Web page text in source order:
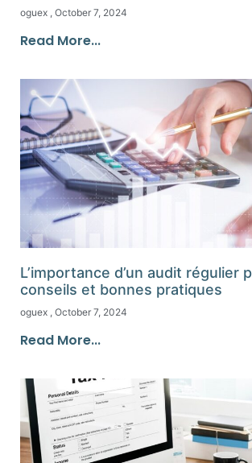
oguex October 7, 2024
Read More...
L’importance d’un audit régulier
conseils et bonnes pratiques
oguex October 7, 2024
Read More...